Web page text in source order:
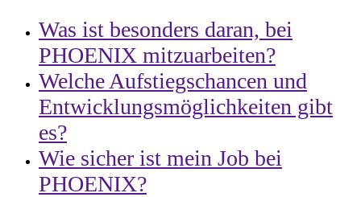
Was ist besonders daran, bei
PHOENIX mitzuarbeiten?
Welche Aufstiegschancen und
Entwicklungsmöglichkeiten gibt
es?
Wie sicher ist mein Job bei
PHOENIX?